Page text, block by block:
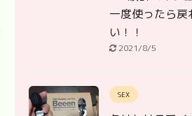
一度使ったら戻
い！！
2021/8/5
SEX